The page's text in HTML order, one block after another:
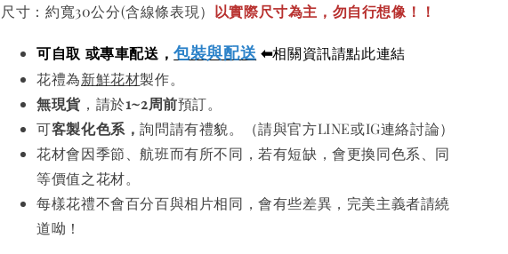
尺寸：約寬30公分(含線條表現） 以實際尺寸為主，勿自行想像！！
可自取 或專車配送，包裝與配送 ⬅相關資訊請點此連結
花禮為新鮮花材製作。
無現貨 ，請於1~2周前預訂。
可客製化色系，詢問請有禮貌。（請與官方LINE或IG連絡討論）
花材會因季節、航班而有所不同，若有短缺，會更換同色系、同
等價值之花材。
每樣花禮不會百分百與相片相同，會有些差異，完美主義者請繞
道呦！